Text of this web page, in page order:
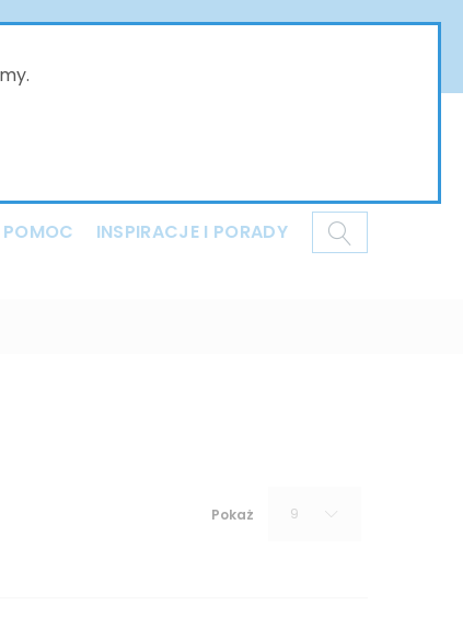
w naszym sklepie online będą przyjmowane
za Państwa wyrozumiałość .
POMOC INSPIRACJE I PORADY
Pokaż 9